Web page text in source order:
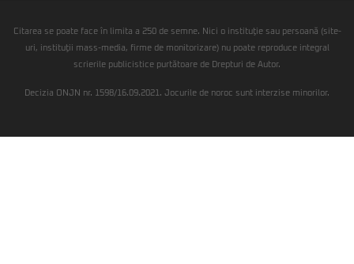
Citarea se poate face în limita a 250 de semne. Nici o instituţie sau persoană (site-
uri, instituţii mass-media, firme de monitorizare) nu poate reproduce integral
scrierile publicistice purtătoare de Drepturi de Autor.
Decizia ONJN nr. 1598/16.09.2021. Jocurile de noroc sunt interzise minorilor.